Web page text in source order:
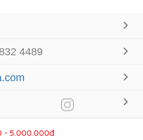
4489
- 5.000.000đ